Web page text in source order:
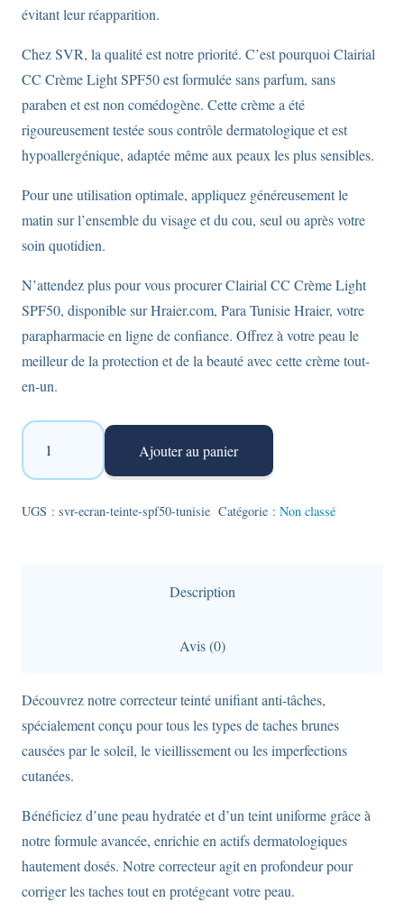
évitant leur réapparition.
Chez SVR, la qualité est notre priorité. C’est pourquoi Clairial
CC Crème Light SPF50 est formulée sans parfum, sans
paraben et est non comédogène. Cette crème a été
rigoureusement testée sous contrôle dermatologique et est
hypoallergénique, adaptée même aux peaux les plus sensibles.
Pour une utilisation optimale, appliquez généreusement le
matin sur l’ensemble du visage et du cou, seul ou après votre
soin quotidien.
N’attendez plus pour vous procurer Clairial CC Crème Light
SPF50, disponible sur Hraier.com, Para Tunisie Hraier, votre
parapharmacie en ligne de confiance. Offrez à votre peau le
meilleur de la protection et de la beauté avec cette crème tout-
en-un.
quantité
SVR
Clairial
anti-
tâches,
teinte
claire,
40ml
Ajouter au panier
UGS : svr-ecran-teinte-spf50-tunisie Catégorie : Non classé
Description
Avis (0)
Découvrez notre correcteur teinté unifiant anti-tâches,
spécialement conçu pour tous les types de taches brunes
causées par le soleil, le vieillissement ou les imperfections
cutanées.
Bénéficiez d’une peau hydratée et d’un teint uniforme grâce à
notre formule avancée, enrichie en actifs dermatologiques
hautement dosés. Notre correcteur agit en profondeur pour
corriger les taches tout en protégeant votre peau.